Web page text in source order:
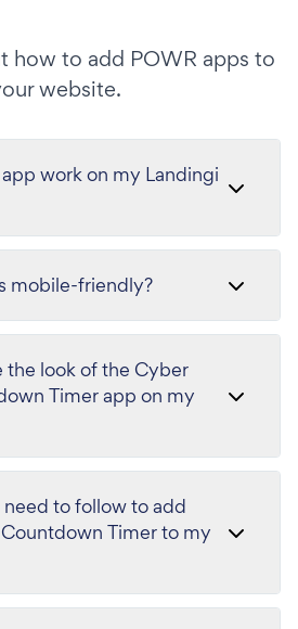
how to add POWR apps to
website.
work on my Landingi
mobile-friendly?
the look of the Cyber
Timer app on my
to follow to add
Timer to my